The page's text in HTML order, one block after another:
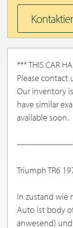
*** THIS CAR
Please contact
Our inventory
have similar
available soon.
Triumph TR6
In zustand wie
Auto ist body
anwesend)